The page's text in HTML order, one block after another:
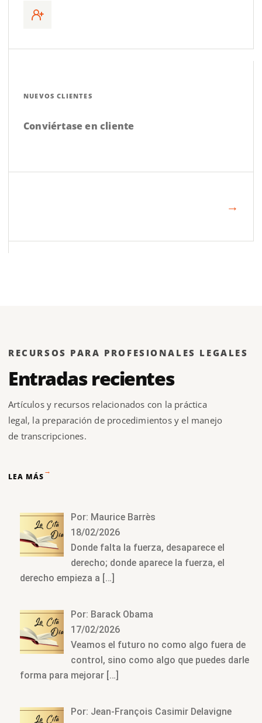
NUEVOS CLIENTES
Conviértase en cliente
→
RECURSOS PARA PROFESIONALES LEGALES
Entradas recientes
Artículos y recursos relacionados con la práctica
legal, la preparación de procedimientos y el manejo
de transcripciones.
LEA MÁS
→
Por: Maurice Barrès
18/02/2026
Donde falta la fuerza, desaparece el
derecho; donde aparece la fuerza, el
derecho empieza a […]
Por: Barack Obama
17/02/2026
Veamos el futuro no como algo fuera de
control, sino como algo que puedes darle
forma para mejorar […]
Por: Jean-François Casimir Delavigne